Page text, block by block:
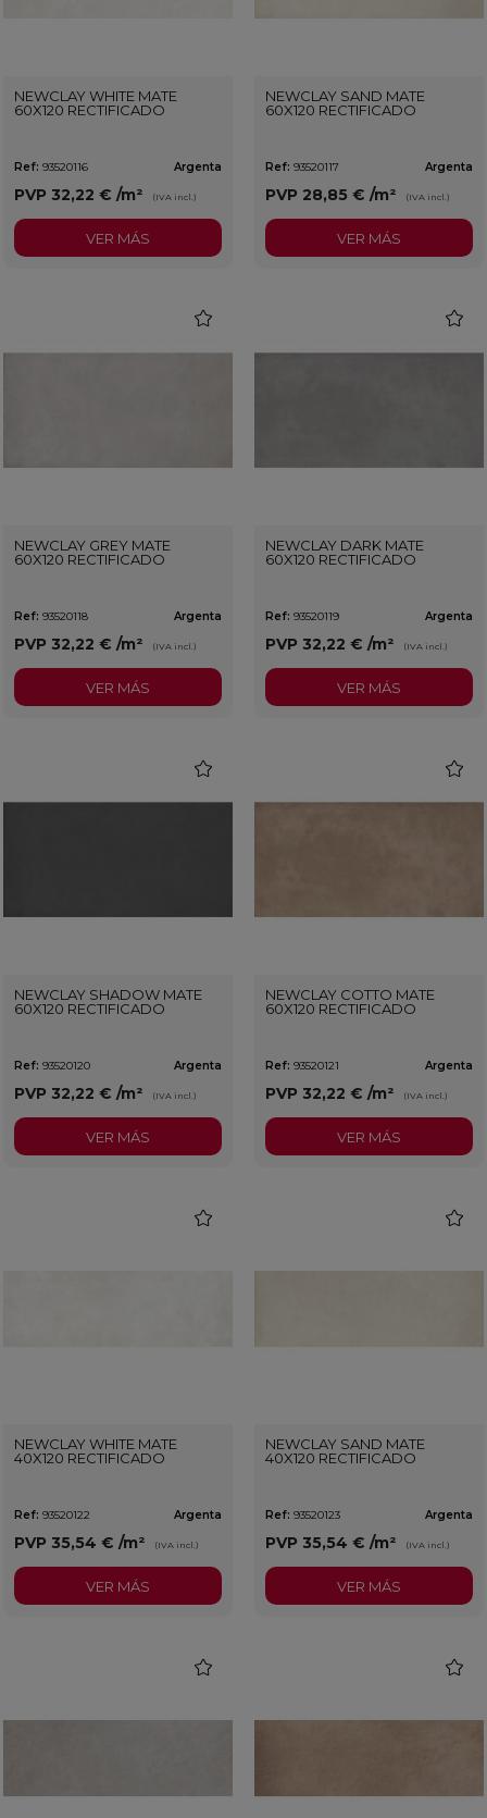
NEWCLAY WHITE MATE
60X120 RECTIFICADO
Ref: 93520116 Argenta
PVP 32,22 € /m² (IVA incl.)
VER MÁS
NEWCLAY SAND MATE
60X120 RECTIFICADO
Ref: 93520117 Argenta
PVP 28,85 € /m² (IVA incl.)
VER MÁS
NEWCLAY GREY MATE
60X120 RECTIFICADO
Ref: 93520118 Argenta
PVP 32,22 € /m² (IVA incl.)
VER MÁS
NEWCLAY DARK MATE
60X120 RECTIFICADO
Ref: 93520119 Argenta
PVP 32,22 € /m² (IVA incl.)
VER MÁS
NEWCLAY SHADOW MATE
60X120 RECTIFICADO
Ref: 93520120 Argenta
PVP 32,22 € /m² (IVA incl.)
VER MÁS
NEWCLAY COTTO MATE
60X120 RECTIFICADO
Ref: 93520121 Argenta
PVP 32,22 € /m² (IVA incl.)
VER MÁS
NEWCLAY WHITE MATE
40X120 RECTIFICADO
Ref: 93520122 Argenta
PVP 35,54 € /m² (IVA incl.)
VER MÁS
NEWCLAY SAND MATE
40X120 RECTIFICADO
Ref: 93520123 Argenta
PVP 35,54 € /m² (IVA incl.)
VER MÁS